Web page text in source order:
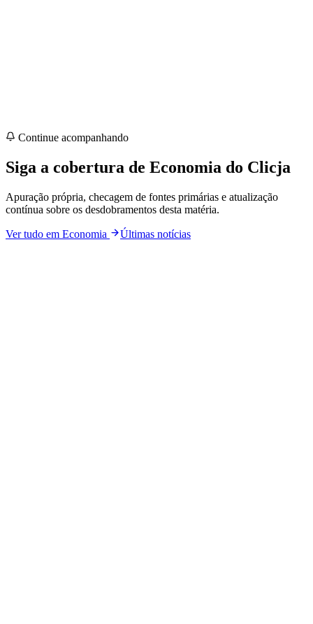
Continue acompanhando
Siga a cobertura de Economia do Clicja
Apuração própria, checagem de fontes primárias e atualização
contínua sobre os desdobramentos desta matéria.
Ver tudo em Economia Últimas notícias